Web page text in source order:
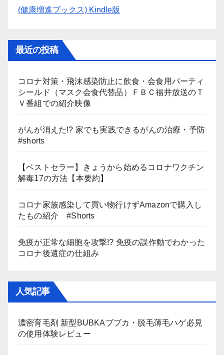
(健康増進ブックス) Kindle版
最近の投稿
コロナ対策・飛沫感染防止に飲食・会食用パーティ
シールド（マスク会食代替品）ＦＢＣ福井放送のＴ
Ｖ番組での紹介映像
がんが消えた!? 家でも実践できるがんの治療・予防
#shorts
【ベストセラー】きょうから始めるコロナワクチン
解毒17の方法【本要約】
コロナ家族感染して買い物行けずAmazonで購入し
たもの紹介 #Shorts
免疫が正常な細胞を攻撃!? 免疫の誤作動でわかった
コロナ後遺症の仕組み
人気記事
濃密育毛剤 新型BUBKAブブカ・脱毛薄毛ハゲ必見
の使用体験レビュー